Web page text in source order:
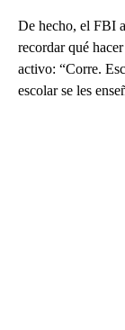
De hecho, el FBI
recordar qué
activo: “Corre.
escolar se les